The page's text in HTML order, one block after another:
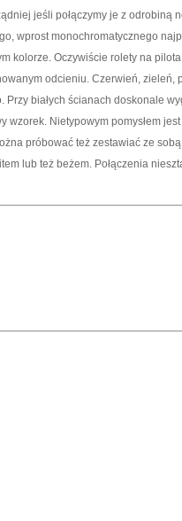
jeśli połączymy je z odrobiną
wprost monochromatycznego
kolorze. Oczywiście rolety na
odcieniu. Czerwień,
białych ścianach doskonale
wzorek. Nietypowym pomysłem
próbować też zestawiać ze
lub też beżem. Połączenia